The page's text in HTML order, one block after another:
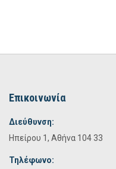
Επικοινωνία
Διεύθυνση:
Ηπείρου 1, Αθήνα 104 33
Τηλέφωνο: